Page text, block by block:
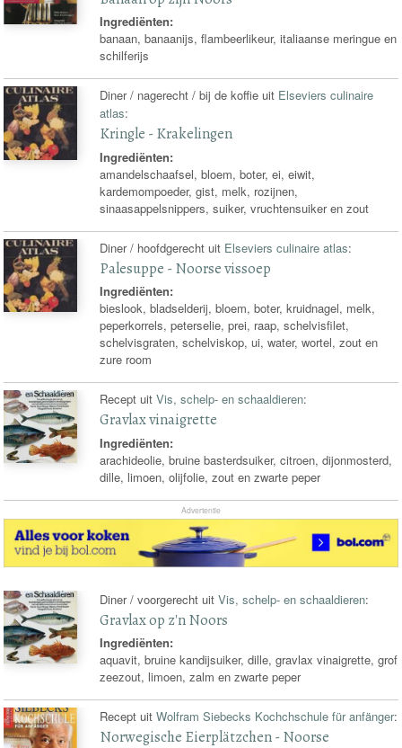
Ingrediënten:
banaan, banaanijs, flambeerlikeur, italiaanse meringue en
schilferijs
Diner / nagerecht / bij de koffie uit Elseviers culinaire
atlas:
Kringle - Krakelingen
Ingrediënten:
amandelschaafsel, bloem, boter, ei, eiwit,
kardemompoeder, gist, melk, rozijnen,
sinaasappelsnippers, suiker, vruchtensuiker en zout
Diner / hoofdgerecht uit Elseviers culinaire atlas:
Palesuppe - Noorse vissoep
Ingrediënten:
bieslook, bladselderij, bloem, boter, kruidnagel, melk,
peperkorrels, peterselie, prei, raap, schelvisfilet,
schelvisgraten, schelviskop, ui, water, wortel, zout en
zure room
Recept uitVis, schelp- en schaaldieren:
Gravlax vinaigrette
Ingrediënten:
arachideolie, bruine basterdsuiker, citroen, dijonmosterd,
dille, limoen, olijfolie, zout en zwarte peper
Advertentie
Diner / voorgerecht uitVis, schelp- en schaaldieren:
Gravlax op z'n Noors
Ingrediënten:
aquavit, bruine kandijsuiker, dille, gravlax vinaigrette, grof
zeezout, limoen, zalm en zwarte peper
Recept uitWolfram Siebecks Kochchschule für anfänger:
Norwegische Eierplätzchen - Noorse